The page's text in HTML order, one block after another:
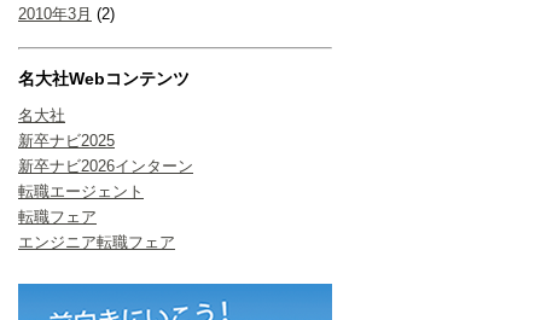
2010年3月 (2)
名大社Webコンテンツ
名大社
新卒ナビ2025
新卒ナビ2026インターン
転職エージェント
転職フェア
エンジニア転職フェア